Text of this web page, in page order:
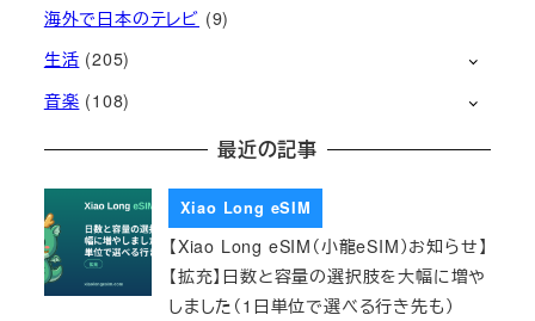
海外で日本のテレビ (9)
生活 (205)
音楽 (108)
最近の記事
Xiao Long eSIM
【Xiao Long eSIM（小龍eSIM）お知らせ】
【拡充】日数と容量の選択肢を大幅に増や
しました（1日単位で選べる行き先も）